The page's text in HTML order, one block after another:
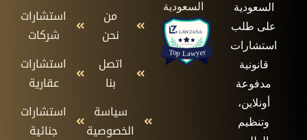
السعودية
على طلب
استشارات
قانونية
مدفوعة
أونلاين،
وتنظيم
من
نحن
اتصل
بنا
سياسة
الخصوصية
استشارات
شركات
استشارات
عقارية
استشارات
جنائية
السعودية